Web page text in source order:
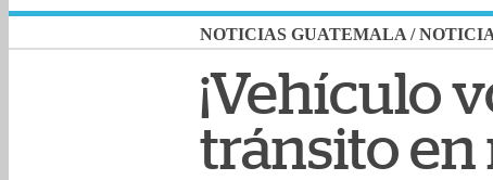
NOTICIAS GUATEMALA /
¡Vehículo
tránsito en